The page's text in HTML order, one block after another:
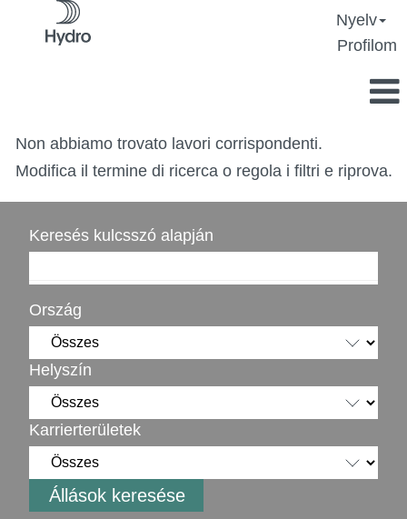
Nyelv
Profilom
Non abbiamo trovato lavori corrispondenti.
Modifica il termine di ricerca o regola i filtri e riprova.
Keresés kulcsszó alapján
Ország
Helyszín
Karrierterületek